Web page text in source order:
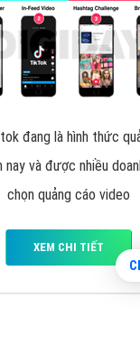
nghiệp bạn nên quảng
tìm hiểu về các
cáo Zalo hiệu quả